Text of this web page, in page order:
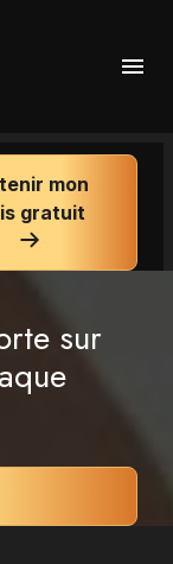
menu
mon
gratuit
sur